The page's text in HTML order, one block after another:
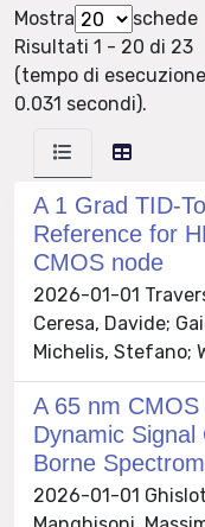
Mostra
schede
Risultati 1 - 20 di 23
(tempo di
0.031 secondi).
A 1 Grad TID-
Reference for
CMOS node
2026-01-01
Ceresa, Davide;
Michelis, Stefano;
A 65 nm
Dynamic
Borne
2026-01-01